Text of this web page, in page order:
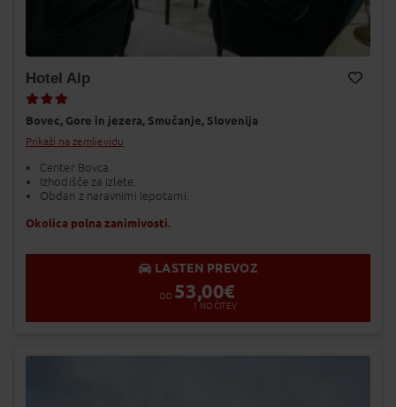
Hotel Alp
Bovec, Gore in jezera, Smučanje, Slovenija
Prikaži na zemljevidu
Center Bovca.
Izhodišče za izlete.
Obdan z naravnimi lepotami.
Okolica polna zanimivosti.
LASTEN PREVOZ
OD 53,00€
1 NOČITEV